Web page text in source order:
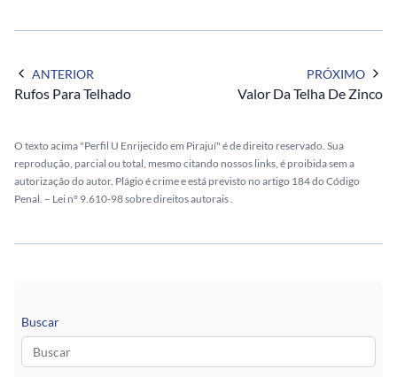
ANTERIOR
Rufos Para Telhado
PRÓXIMO
Valor Da Telha De Zinco
O texto acima "Perfil U Enrijecido em Pirajuí" é de direito reservado. Sua
reprodução, parcial ou total, mesmo citando nossos links, é proibida sem a
autorização do autor. Plágio é crime e está previsto no artigo 184 do Código
Penal. – Lei n° 9.610-98 sobre direitos autorais
Buscar